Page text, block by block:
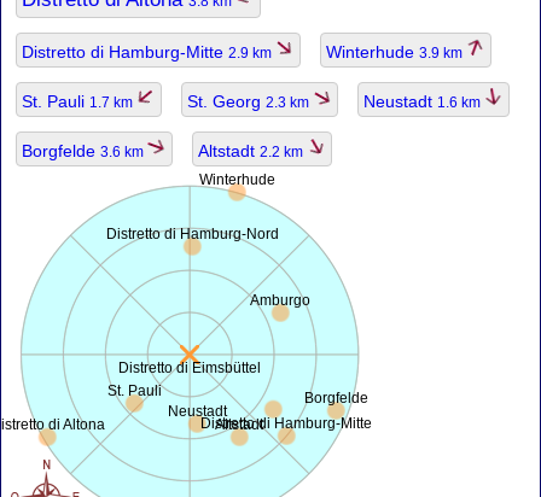
Distretto di Hamburg-Mitte 2.9 km Winterhude 3.9 km
St. Pauli 1.7 km St. Georg 2.3 km Neustadt 1.6 km
Borgfelde 3.6 km Altstadt 2.2 km
Distretto di Eimsbüttel
Amburgo
Distretto di Hamburg-Nord
di Altona Distretto di Hamburg-Mitte
Winterhude
St. Pauli
Neustadt
Borgfelde
Altstadt